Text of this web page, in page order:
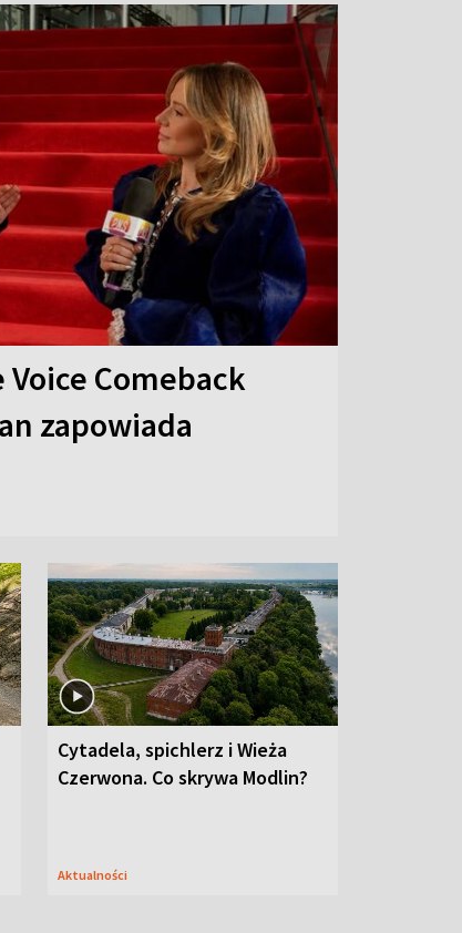
Voice Comeback
zapowiada
Cytadela, spichlerz i Wieża
Czerwona. Co skrywa Modlin?
Aktualności